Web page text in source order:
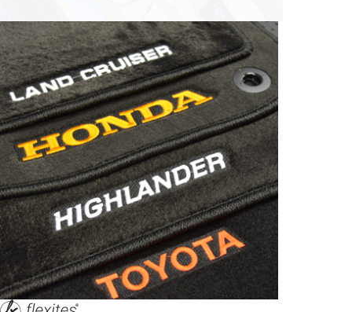
© ателье «Автоковрики
корпус 1.
На нашем сайте в целях
работоспособности
персональных данных,
браузером. Это,
и т.д. Если Вы
согласие на обработку
Положении по обработке
+7 (351) 277 91 67